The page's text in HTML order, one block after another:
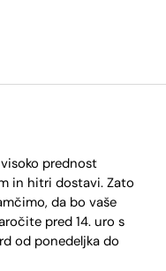
prednost
in hitri dostavi. Zato
da bo vaše
pred 14. uro s
od ponedeljka do